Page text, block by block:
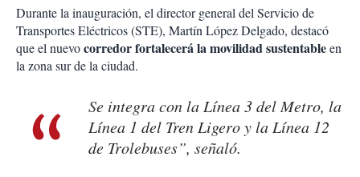
Durante la inauguración, el director general del Servicio de
Transportes Eléctricos (STE), Martín López Delgado, destacó
que el nuevocorredor fortalecerá la movilidad sustentableen
la zona sur de la ciudad.
Se integra con la Línea 3 del Metro, la
Línea 1 del Tren Ligero y la Línea 12
de Trolebuses”, señaló.